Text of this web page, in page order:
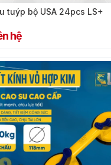
tuýp bộ USA 24pcs LS+
hệ